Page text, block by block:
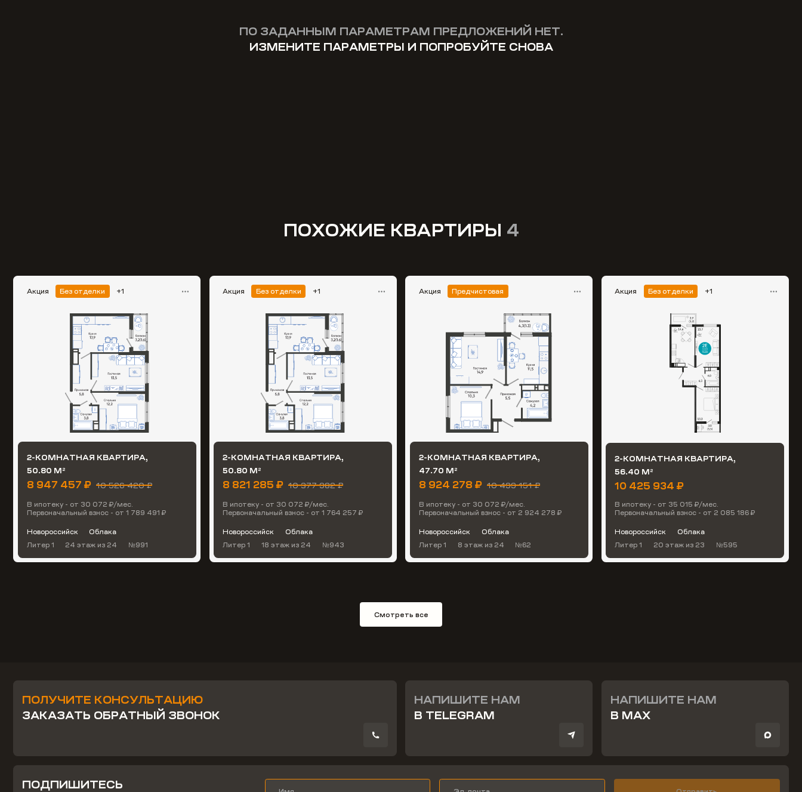
ПО ЗАДАННЫМ ПАРАМЕТРАМ ПРЕДЛОЖЕНИЙ НЕТ.
ИЗМЕНИТЕ ПАРАМЕТРЫ И ПОПРОБУЙТЕ СНОВА
ПОХОЖИЕ КВАРТИРЫ 4
Акция Без отделки +1
2-КОМНАТНАЯ КВАРТИРА,
50.80 М 2
8 947 457 ₽ 10 526 420 ₽
В ипотеку - от 30 072 ₽/мес.
Первоначальный взнос - от 1 789 491 ₽
Новороссийск
Облака
Литер 1
24 этаж из 24 №991
Акция Без отделки +1
2-КОМНАТНАЯ КВАРТИРА,
50.80 М 2
8 821 285 ₽ 10 377 982 ₽
В ипотеку - от 30 072 ₽/мес.
Первоначальный взнос - от 1 764 257 ₽
Новороссийск
Облака
Литер 1
18 этаж из 24 №943
Акция Предчистовая
2-КОМНАТНАЯ КВАРТИРА,
47.70 М 2
8 924 278 ₽ 10 499 151 ₽
В ипотеку - от 30 072 ₽/мес.
Первоначальный взнос - от 2 924 278 ₽
Новороссийск
Облака
Литер 1
8 этаж из 24 №62
Акция Без отделки +1
2-КОМНАТНАЯ КВАРТИРА,
56.40 М 2
10 425 934 ₽
В ипотеку - от 35 015 ₽/мес.
Первоначальный взнос - от 2 085 186 ₽
Новороссийск
Облака
Литер 1
20 этаж из 23 №595
Смотреть все
ПОЛУЧИТЕ КОНСУЛЬТАЦИЮ
ЗАКАЗАТЬ ОБРАТНЫЙ ЗВОНОК
НАПИШИТЕ НАМ
В TELEGRAM
НАПИШИТЕ НАМ
В MAX
ПОДПИШИТЕСЬ